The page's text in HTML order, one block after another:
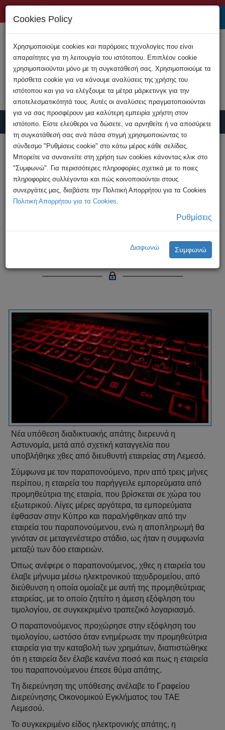
Υποβολή Καταγγελίας
HOME
Ανακοινώσεις
Νέα υπόθεση διαδικτυακής απάτης διερευνά
η Αστυνομία
Νέα υπόθεση διαδικτυακής
απάτης διερευνά η Αστυνομία
Νέα υπόθεση διαδικτυακής απάτης διερευνά η
Αστυνομία, μετά από σχετική καταγγελία που
υποβλήθηκε χθες από διευθυντή εταιρείας στη Λεμεσό.
Σύμφωνα με τον παραπονούμενο, πριν από τρεις μήνες
περίπου, η εταιρεία του παρήγγειλε εμπορεύματα από
προμηθεύτρια της εταιρία, που βρίσκεται σε χώρα του
εξωτερικού. Λίγες μέρες αργότερα, τα εμπορεύματα
έφθασαν στην Κύπρο και παραλήφθηκαν από την
εταιρεία του παραπονούμενου, ενώ η αποπληρωμή θα
γινόταν σε μεταγενέστερο στάδιο, ως ήταν η συμφωνία
μεταξύ των δύο εταιρειών.
Όπως ανέφερε ο παραπονούμενος, χθες η εταιρεία του
έλαβε μήνυμα μέσω ηλεκτρονικού ταχυδρομείου, από
διεύθυνση η οποία ομοίαζε με αυτή της προμηθεύτριας
εταιρείας, με το οποίο ζητείτο η άμεση εξόφληση του
τιμολογίου, σε συγκεκριμένο τραπεζικό λογαριασμό.
Ο παραπονούμενος προχώρησε στην εξόφληση του
τιμολογίου, ωστόσο όταν ενημέρωσε την προμηθεύτρια
εταιρεία για την καταβολή των χρημάτων, διαπιστώθηκε
ότι η εταιρεία δεν έλαβε κανένα ποσό και πως η εταιρεία
του παραπονούμενου έπεσε θύμα απάτης.
Τη διερεύνηση της υπόθεσης ανέλαβε το Γραφείου
Διερεύνησης Οικονομικού Εγκλήματος του ΤΑΕ
Λεμεσού.
Το συγκεκριμένο είδος ηλεκτρονικής απάτης, η
Cookies Policy
Χρησιμοποιούμε cookies και παρόμοιες τεχνολογίες που είναι
απαραίτητες για τη λειτουργία του ιστότοπου. Επιπλέον cookie
χρησιμοποιούνται μόνο με τη συγκατάθεσή σας. Χρησιμοποιούμε τα
πρόσθετα cookie για να κάνουμε αναλύσεις της χρήσης του
ιστότοπου και για να ελέγξουμε τα μέτρα μάρκετινγκ για την
αποτελεσματικότητά τους. Αυτές οι αναλύσεις πραγματοποιούνται
για να σας προσφέρουν μια καλύτερη εμπειρία χρήστη στον
ιστότοπο. Είστε ελεύθεροι να δώσετε, να αρνηθείτε ή να αποσύρετε
τη συγκατάθεσή σας ανά πάσα στιγμή χρησιμοποιώντας το
σύνδεσμο "Ρυθμίσεις cookie" στο κάτω μέρος κάθε σελίδας.
Μπορείτε να συναινείτε στη χρήση των cookies κάνοντας κλικ στο
"Συμφωνώ". Για περισσότερες πληροφορίες σχετικά με το ποιες
πληροφορίες συλλέγονται και πώς κοινοποιούνται στους
συνεργάτες μας, διαβάστε την Πολιτική Απορρήτου για τα Cookies
Πολιτική Απορρήτου για τα Cookies.
Ρυθμίσεις
Διαφωνώ Συμφωνώ